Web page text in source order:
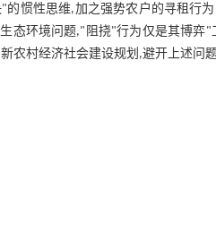
惯性思维,加之强势农户的寻租行
态环境问题,"阻挠"行为仅是其博弈"
农村经济社会建设规划,避开上述问